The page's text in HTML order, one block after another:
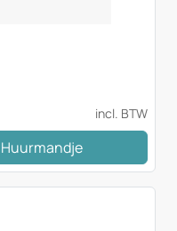
incl. BTW
Huurmandje